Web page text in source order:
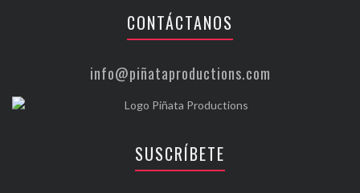
CONTÁCTANOS
info@piñataproductions.com
SUSCRÍBETE